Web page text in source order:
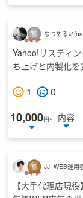
なつめるい(
Yahoo!リスティ
ち上げと内製化を
1 0
10,000円~
内容
JJ_WEB運用
【大手代理店現